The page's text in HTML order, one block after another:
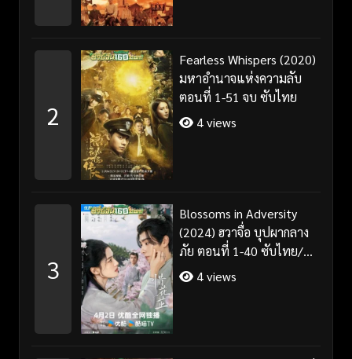
2
Fearless Whispers (2020)
มหาอำนาจแห่งความลับ
ตอนที่ 1-51 จบ ซับไทย
4 views
3
Blossoms in Adversity
(2024) ฮวาจื่อ บุปผากลาง
ภัย ตอนที่ 1-40 ซับไทย/
พากย์ไทย
4 views